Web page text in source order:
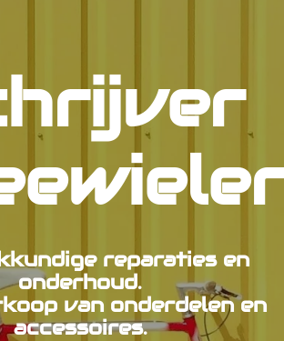
reparaties en
onderhoud.
van onderdelen en
accessoires.